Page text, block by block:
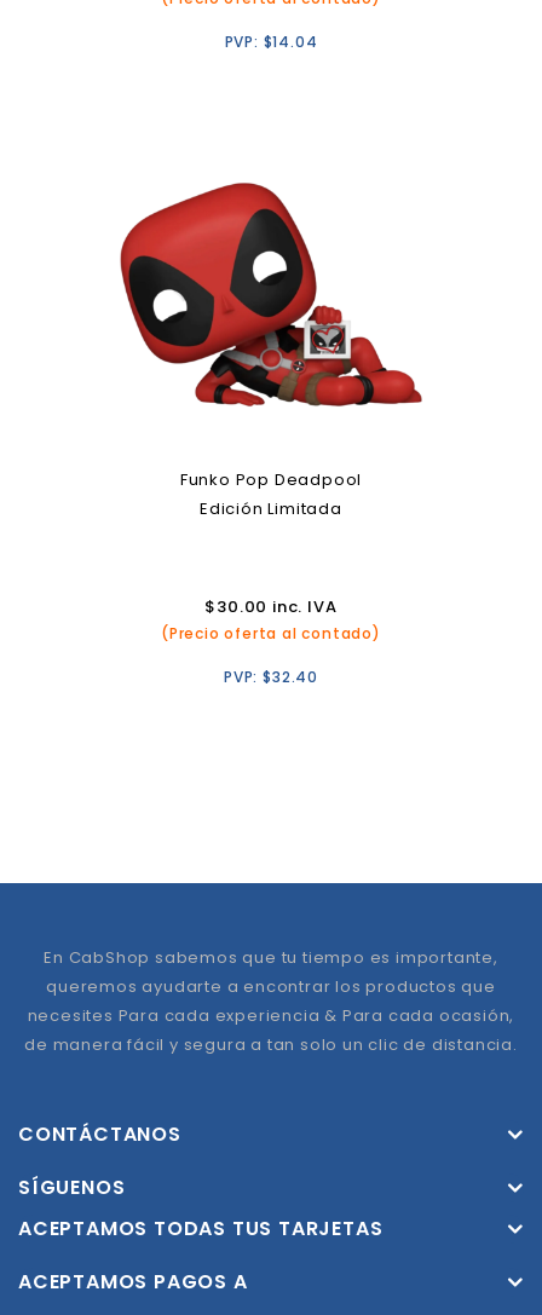
PVP: $14.04
Funko Pop Deadpool
Edición Limitada
$30.00 inc. IVA
(Precio oferta al contado)
PVP:$32.40
En CabShop sabemos que tu tiempo es importante,
queremos ayudarte a encontrar los productos que
necesites Para cada experiencia & Para cada ocasión,
de manera fácil y segura a tan solo un clic de distancia.
CONTÁCTANOS
SÍGUENOS
ACEPTAMOS TODAS TUS TARJETAS
ACEPTAMOS PAGOS A